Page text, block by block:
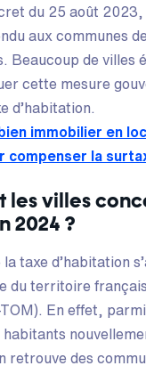
du 25 août
aux communes
Beaucoup de villes
cette mesure
d’habitation.
immobilier en
compenser la
les villes
2024 ?
la taxe d’habitation
du territoire français
En effet,
retrouve des